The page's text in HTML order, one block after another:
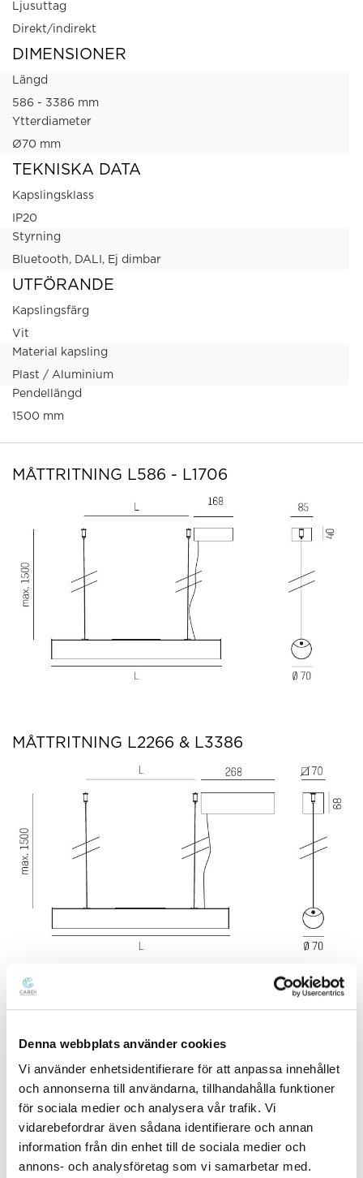
Denna webbplats använder cookies
Vi använder enhetsidentifierare för att anpassa innehållet
och annonserna till användarna, tillhandahålla funktioner
för sociala medier och analysera vår trafik. Vi
vidarebefordrar även sådana identifierare och annan
information från din enhet till de sociala medier och
annons- och analysföretag som vi samarbetar med.
Ljusuttag
Direkt/indirekt
DIMENSIONER
Längd
586 - 3386 mm
Ytterdiameter
Ø70 mm
TEKNISKA DATA
Kapslingsklass
IP20
Styrning
Bluetooth, DALI, Ej dimbar
UTFÖRANDE
Kapslingsfärg
Vit
Material kapsling
Plast / Aluminium
Pendellängd
1500 mm
MÅTTRITNING L586 - L1706
MÅTTRITNING L2266 & L3386